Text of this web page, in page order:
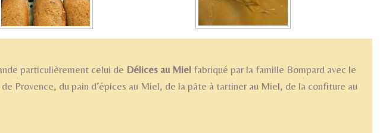
particulièrement celui de Délices au Miel fabriqué par la famille Bompard avec le
Provence, du pain d’épices au Miel, de la pâte à tartiner au Miel, de la confiture au